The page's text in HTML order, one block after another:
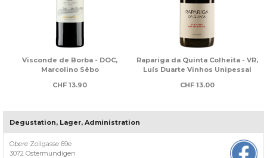
Visconde de Borba - DOC,
Marcolino Sêbo
CHF 13.90
Rapariga da Quinta Colheita - VR,
Luís Duarte Vinhos Unipessal
CHF 13.00
Über
Casa
Lusitania
Degustation, Lager, Administration
Obere Zollgasse 69e
3072 Ostermundigen